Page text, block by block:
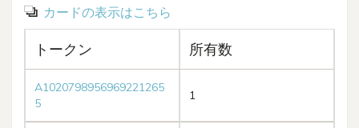
カードの表示はこちら
トークン 所有数
A1020798956969221265
5
1